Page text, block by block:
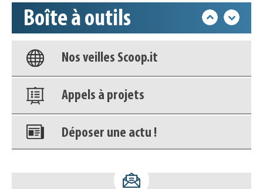
Boîte à outils
Base documentaire
Nos veilles Scoop.it
Appels à projets
Déposer une actu !
déconnecter)